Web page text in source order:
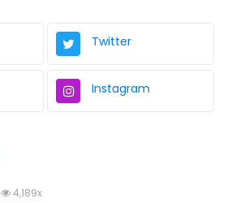
Twitter
Instagram
4,189x